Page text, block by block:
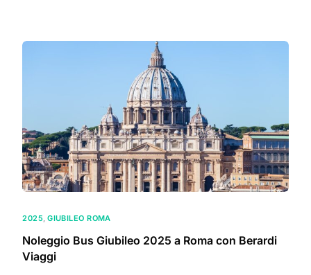
2025,GIUBILEO ROMA
Noleggio Bus Giubileo 2025 a Roma con Berardi
Viaggi